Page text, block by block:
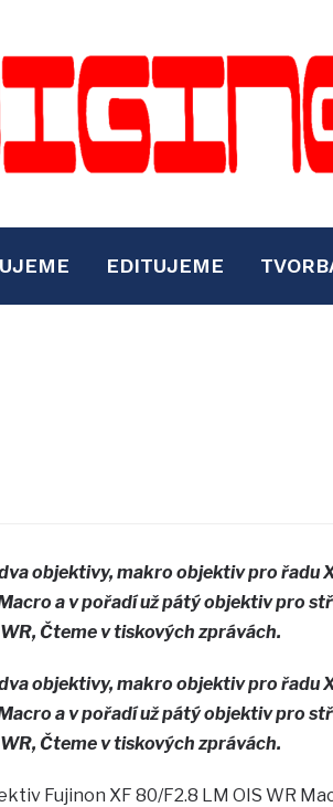
EDITUJEME
objektivy, makro objektiv pro řadu
a v pořadí už pátý objektiv pro
Čteme v tiskových zprávách.
objektivy, makro objektiv pro řadu
a v pořadí už pátý objektiv pro
Čteme v tiskových zprávách.
Fujinon XF 80/F2.8 LM OIS WR